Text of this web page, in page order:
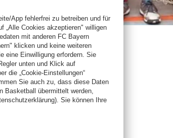
Gastgeber vorweg
fiel Lennart Britz mit
der ersten Halbzeit
Einzelaktionen
in Tore ummünzen
Durchbrach die